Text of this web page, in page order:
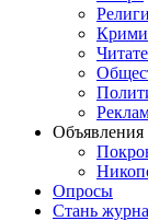
Объявления
Опросы
Стань